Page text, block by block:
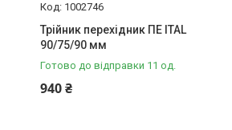
1002746
Трійник перехідник ПЕ ITAL
90/75/90 мм
Готово до відправки 11 од.
940 ₴